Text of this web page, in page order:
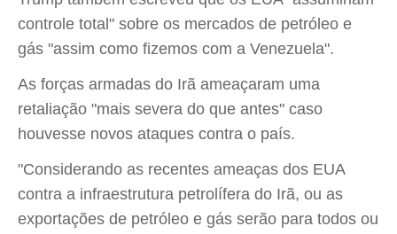
controle total" sobre os mercados de petróleo e
gás "assim como fizemos com a Venezuela".
As forças armadas do Irã ameaçaram uma
retaliação "mais severa do que antes" caso
houvesse novos ataques contra o país.
"Considerando as recentes ameaças dos EUA
contra a infraestrutura petrolífera do Irã, ou as
exportações de petróleo e gás serão para todos ou